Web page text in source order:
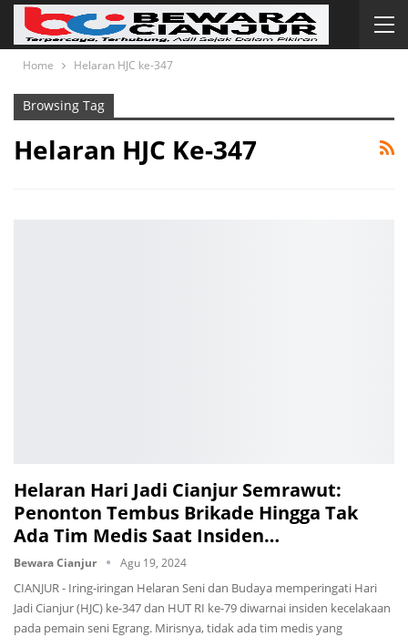
Home Helaran HJC ke-347
Browsing Tag
Helaran HJC Ke-347
Helaran Hari Jadi Cianjur Semrawut:
Penonton Tembus Brikade Hingga Tak
Ada Tim Medis Saat Insiden…
Bewara Cianjur Agu 19, 2024
CIANJUR - Iring-iringan Helaran Seni dan Budaya memperingati Hari
Jadi Cianjur (HJC) ke-347 dan HUT RI ke-79 diwarnai insiden kecelakaan
pada pemain seni Egrang. Mirisnya, tidak ada tim medis yang